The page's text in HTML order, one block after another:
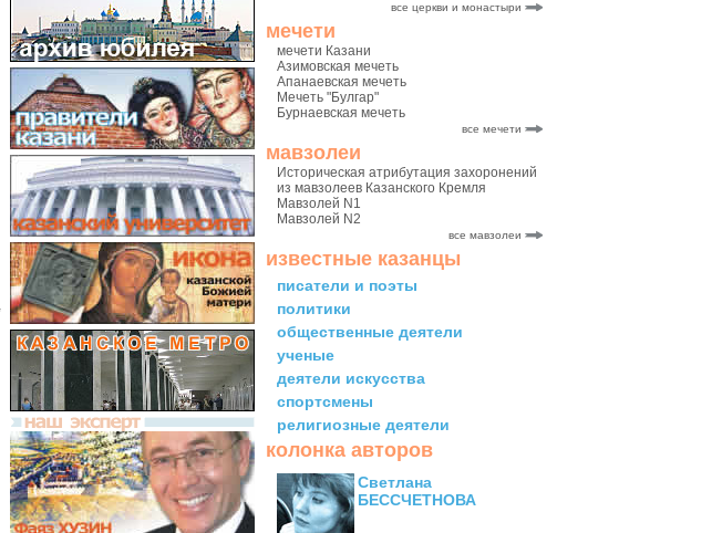
все церкви и монастыри
мечети
мечети Казани
Азимовская мечеть
Апанаевская мечеть
Мечеть "Булгар"
Бурнаевская мечеть
все мечети
мавзолеи
Историческая атрибутация захоронений
из мавзолеев Казанского Кремля
Мавзолей N1
Мавзолей N2
все мавзолеи
известные казанцы
писатели и поэты
политики
общественные деятели
ученые
деятели искусства
спортсмены
религиозные деятели
колонка авторов
Светлана
БЕССЧЕТНОВА